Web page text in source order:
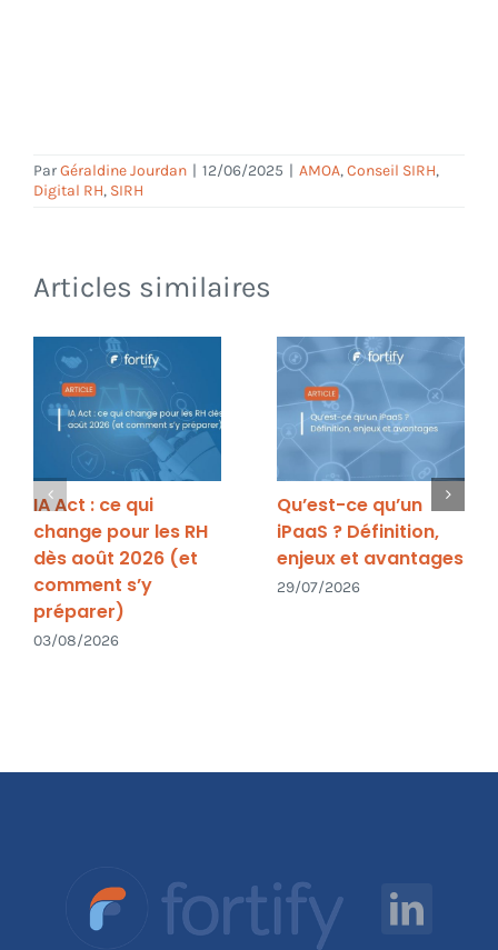
ParGéraldine Jourdan | 12/06/2025 | AMOA,Conseil SIRH,
Digital RH, SIRH
Articles similaires
IA Act : ce qui
change pour les RH
dès août 2026 (et
comment s’y
préparer)
03/08/2026
Qu’est-ce qu’un
iPaaS ? Définition,
enjeux et avantages
29/07/2026